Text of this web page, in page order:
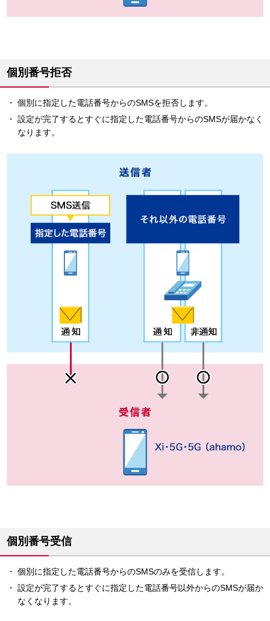
個別番号拒否
個別に指定した電話番号からのSMSを拒否します。
設定が完了するとすぐに指定した電話番号からのSMSが届かなく
なります。
個別番号受信
個別に指定した電話番号からのSMSのみを受信します。
設定が完了するとすぐに指定した電話番号以外からのSMSが届か
なくなります。